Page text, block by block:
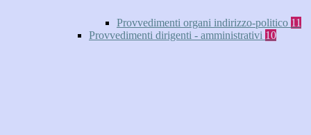
Provvedimenti organi indirizzo-politico 11
Provvedimenti dirigenti - amministrativi 10